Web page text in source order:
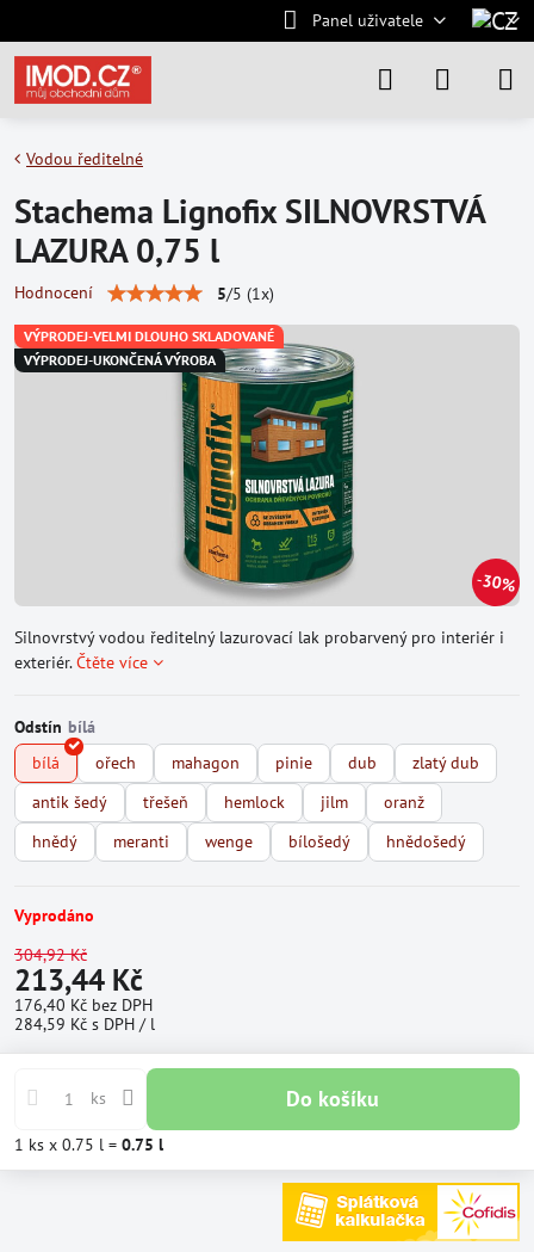
Panel uživatele
VÝPRODEJ-VELMI DLOUHO SKLADOVANÉ
VÝPRODEJ-UKONČENÁ VÝROBA
30%
Vodou ředitelné
Stachema Lignofix SILNOVRSTVÁ
LAZURA 0,75 l
Hodnocení 5/5 (1x)
Silnovrstvý vodou ředitelný lazurovací lak probarvený pro interiér i
exteriér.Čtěte více
Odstín
bílá
ořech mahagon pinie dub
zlatý dub
antik šedý
třešeň hemlock jilm
oranž
hnědý
meranti wenge bílošedý hnědošedý
Vyprodáno
304,92 Kč
213,44 Kč
176,40 Kč bez DPH
284,59 Kč s DPH / l
ks Do košíku
1 ks x 0.75 l = 0.75 l